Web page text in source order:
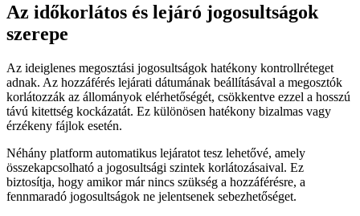
Az időkorlátos és lejáró jogosultságok
szerepe
Az ideiglenes megosztási jogosultságok hatékony kontrollréteget
adnak. Az hozzáférés lejárati dátumának beállításával a megosztók
korlátozzák az állományok elérhetőségét, csökkentve ezzel a hosszú
távú kitettség kockázatát. Ez különösen hatékony bizalmas vagy
érzékeny fájlok esetén.
Néhány platform automatikus lejáratot tesz lehetővé, amely
összekapcsolható a jogosultsági szintek korlátozásaival. Ez
biztosítja, hogy amikor már nincs szükség a hozzáférésre, a
fennmaradó jogosultságok ne jelentsenek sebezhetőséget.